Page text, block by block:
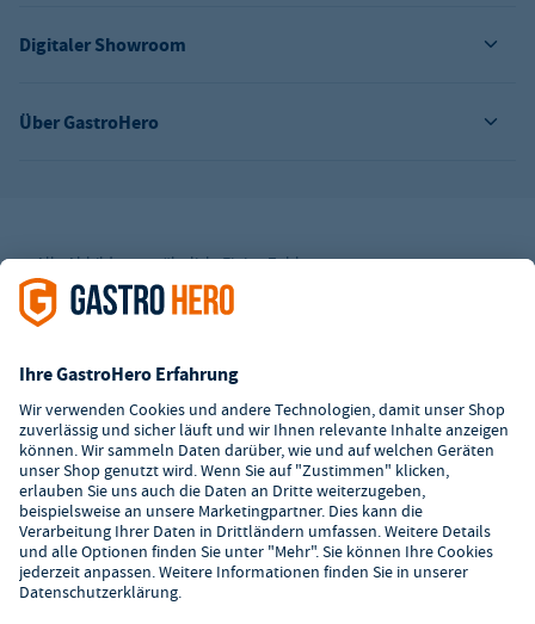
Über GastroHero
Digitaler Showroom
Alle Abbildungen ähnlich. Einige Zahlungsarten
könnenZusatzkostenverursachen.
² Unverbindl. Preisempfehlung des Herstellers
i.H.v. 7,90€ (zzgl. Mwst.)
**Die Tiefpreisgarantie ist nicht mit anderen Aktionen oder
Rabatten kombinierbar.